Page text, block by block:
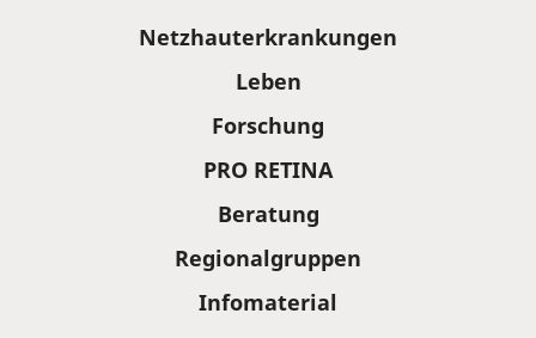
Netzhauterkrankungen
Leben
Forschung
PRO RETINA
Beratung
Regionalgruppen
Infomaterial